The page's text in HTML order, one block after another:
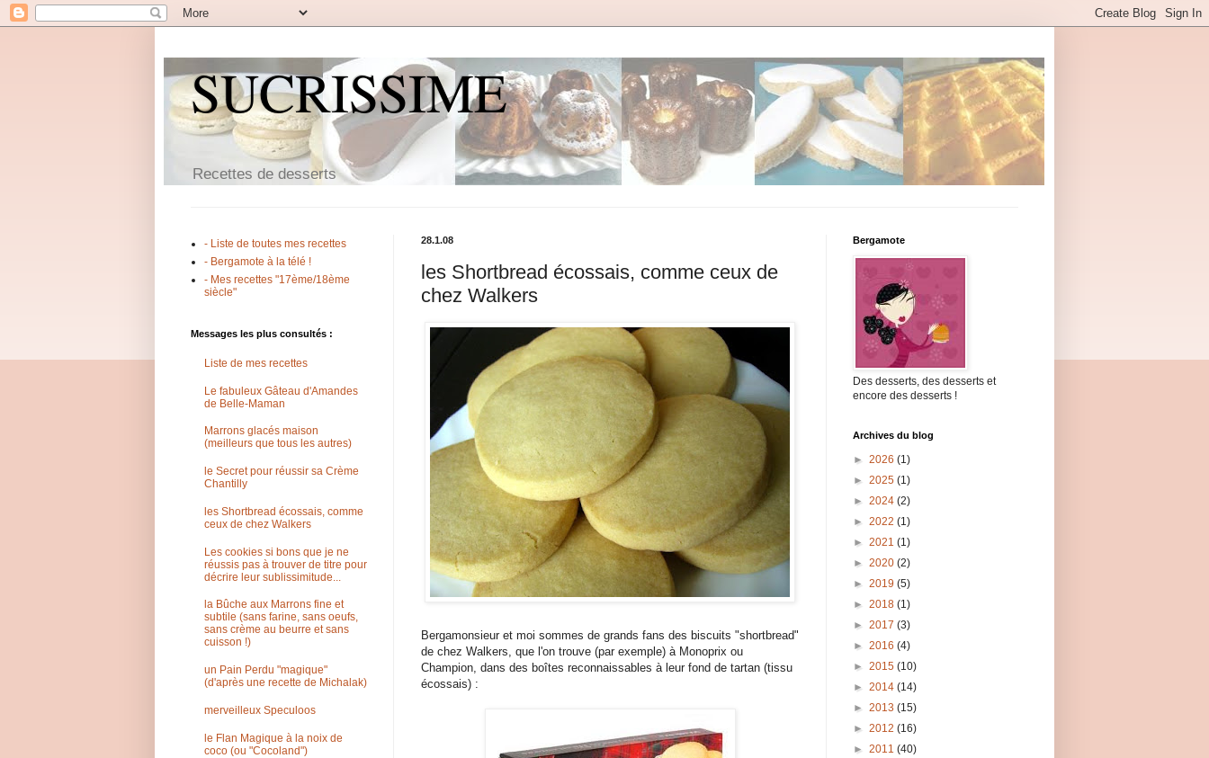
SUCRISSIME
Recettes de desserts
28.1.08
les Shortbread écossais, comme ceux de
chez Walkers
Bergamonsieur et moi sommes de grands fans des biscuits "shortbread"
de chez Walkers, que l'on trouve (par exemple) à Monoprix ou
Champion, dans des boîtes reconnaissables à leur fond de tartan (tissu
écossais) :
- Liste de toutes mes recettes
- Bergamote à la télé !
- Mes recettes "17ème/18ème
siècle"
Messages les plus consultés :
Liste de mes recettes
Le fabuleux Gâteau d'Amandes
de Belle-Maman
Marrons glacés maison
(meilleurs que tous les autres)
le Secret pour réussir sa Crème
Chantilly
les Shortbread écossais, comme
ceux de chez Walkers
Les cookies si bons que je ne
réussis pas à trouver de titre pour
décrire leur sublissimitude...
la Bûche aux Marrons fine et
subtile (sans farine, sans oeufs,
sans crème au beurre et sans
cuisson !)
un Pain Perdu "magique"
(d'après une recette de Michalak)
merveilleux Speculoos
le Flan Magique à la noix de
coco (ou "Cocoland")
Bergamote
Des desserts, des desserts et
encore des desserts !
Archives du blog
► 2026 (1)
► 2025 (1)
► 2024 (2)
► 2022 (1)
► 2021 (1)
► 2020 (2)
► 2019 (5)
► 2018 (1)
► 2017 (3)
► 2016 (4)
► 2015 (10)
► 2014 (14)
► 2013 (15)
► 2012 (16)
► 2011 (40)